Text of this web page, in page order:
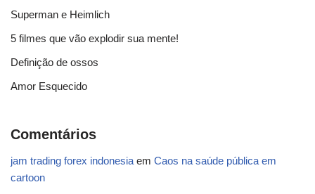
Superman e Heimlich
5 filmes que vão explodir sua mente!
Definição de ossos
Amor Esquecido
Comentários
jam trading forex indonesia em Caos na saúde pública em
cartoon